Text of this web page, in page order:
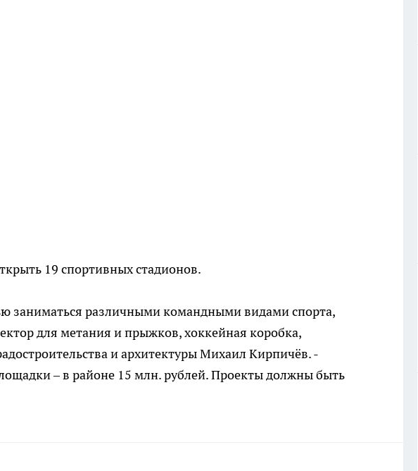
19 спортивных стадионов.
заниматься различными командными видами спорта,
для метания и прыжков, хоккейная коробка,
и архитектуры Михаил Кирпичёв. -
– в районе 15 млн. рублей. Проекты должны быть